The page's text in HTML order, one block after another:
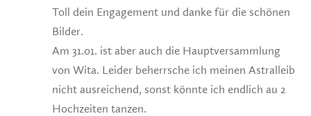
Toll dein Engagement und danke für die schönen
Bilder.
Am 31.o1. ist aber auch die Hauptversammlung
von Wita. Leider beherrsche ich meinen Astralleib
nicht ausreichend, sonst könnte ich endlich au 2
Hochzeiten tanzen.